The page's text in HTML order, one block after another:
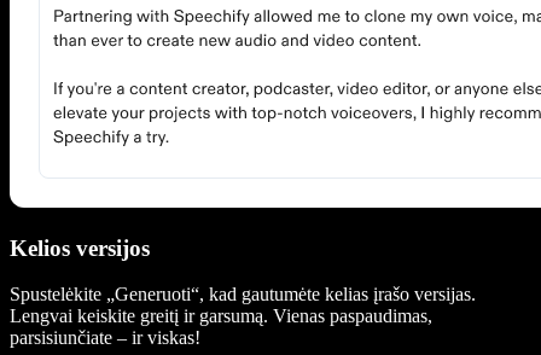
Kelios versijos
Spustelėkite „Generuoti“, kad gautumėte kelias įrašo versijas.
Lengvai keiskite greitį ir garsumą. Vienas paspaudimas,
parsisiunčiate – ir viskas!